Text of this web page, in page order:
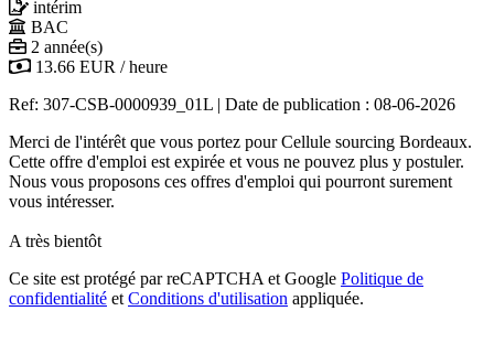
intérim
BAC
2 année(s)
13.66 EUR / heure
Ref: 307-CSB-0000939_01L | Date de publication : 08-06-2026
Merci de l'intérêt que vous portez pour Cellule sourcing Bordeaux.
Cette offre d'emploi est expirée et vous ne pouvez plus y postuler.
Nous vous proposons ces offres d'emploi qui pourront surement
vous intéresser.
A très bientôt
Ce site est protégé par reCAPTCHA et Google Politique de
confidentialité et Conditions d'utilisation appliquée.